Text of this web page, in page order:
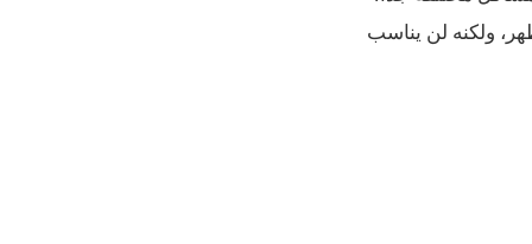
ولكنه لن يناسب